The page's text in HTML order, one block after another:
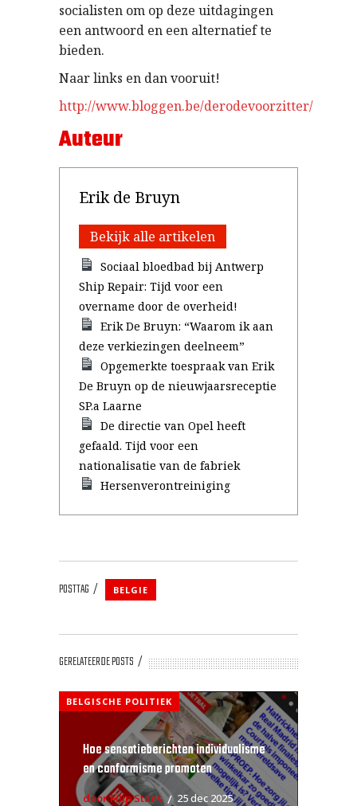
socialisten om op deze uitdagingen
een antwoord en een alternatief te
bieden.
Naar links en dan vooruit!
http://www.bloggen.be/derodevoorzitter/
Auteur
Erik de Bruyn
Bekijk alle artikelen
Sociaal bloedbad bij Antwerp
Ship Repair: Tijd voor een
overname door de overheid!
Erik De Bruyn: “Waarom ik aan
deze verkiezingen deelneem”
Opgemerkte toespraak van Erik
De Bruyn op de nieuwjaarsreceptie
SP.a Laarne
De directie van Opel heeft
gefaald. Tijd voor een
nationalisatie van de fabriek
Hersenverontreiniging
POSTTAG BELGIE
GERELATEERDE POSTS
BELGISCHE POLITIEK
Hoe sensatieberichten individualisme
en conformisme promoten
door Filip Staes 25 dec 2025